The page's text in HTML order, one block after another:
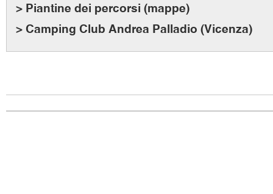
> Piantine dei percorsi (mappe)
> Camping Club Andrea Palladio (Vicenza)